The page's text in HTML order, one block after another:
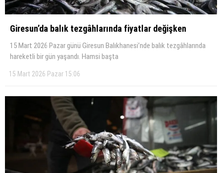
Giresun’da balık tezgâhlarında fiyatlar değişken
15 Mart 2026 Pazar günü Giresun Balıkhanesi’nde balık tezgâhlarında
hareketli bir gün yaşandı. Hamsi başta
15 Mart 2026 Pazar 15:06